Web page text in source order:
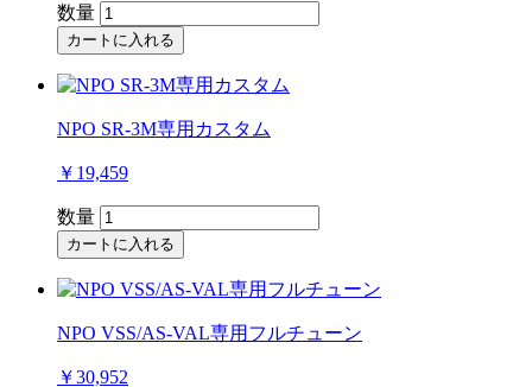
数量
カートに入れる
NPO SR-3M専用カスタム
￥19,459
数量
カートに入れる
NPO VSS/AS-VAL専用フルチューン
￥30,952